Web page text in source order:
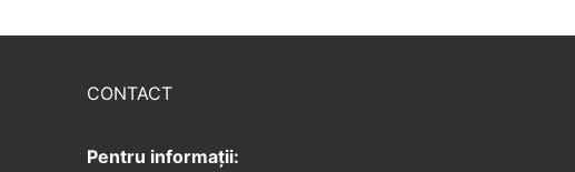
CONTACT
Pentru informații: